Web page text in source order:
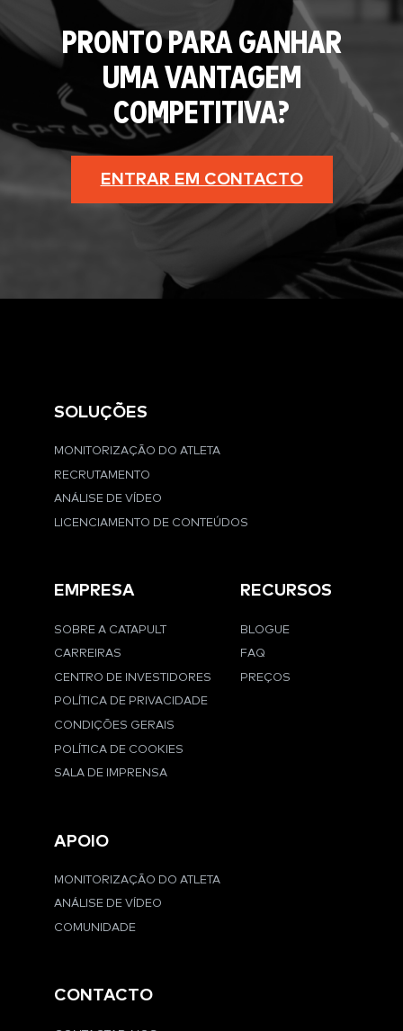
PRONTO PARA GANHAR
UMA VANTAGEM
COMPETITIVA?
ENTRAR EM CONTACTO
SOLUÇÕES
MONITORIZAÇÃO DO ATLETA
RECRUTAMENTO
ANÁLISE DE VÍDEO
LICENCIAMENTO DE CONTEÚDOS
EMPRESA
SOBRE A CATAPULT
CARREIRAS
CENTRO DE INVESTIDORES
POLÍTICA DE PRIVACIDADE
CONDIÇÕES GERAIS
POLÍTICA DE COOKIES
SALA DE IMPRENSA
RECURSOS
BLOGUE
FAQ
PREÇOS
APOIO
MONITORIZAÇÃO DO ATLETA
ANÁLISE DE VÍDEO
COMUNIDADE
CONTACTO